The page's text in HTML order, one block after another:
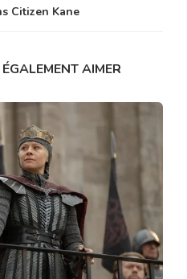
Citizen Kane
AIMER